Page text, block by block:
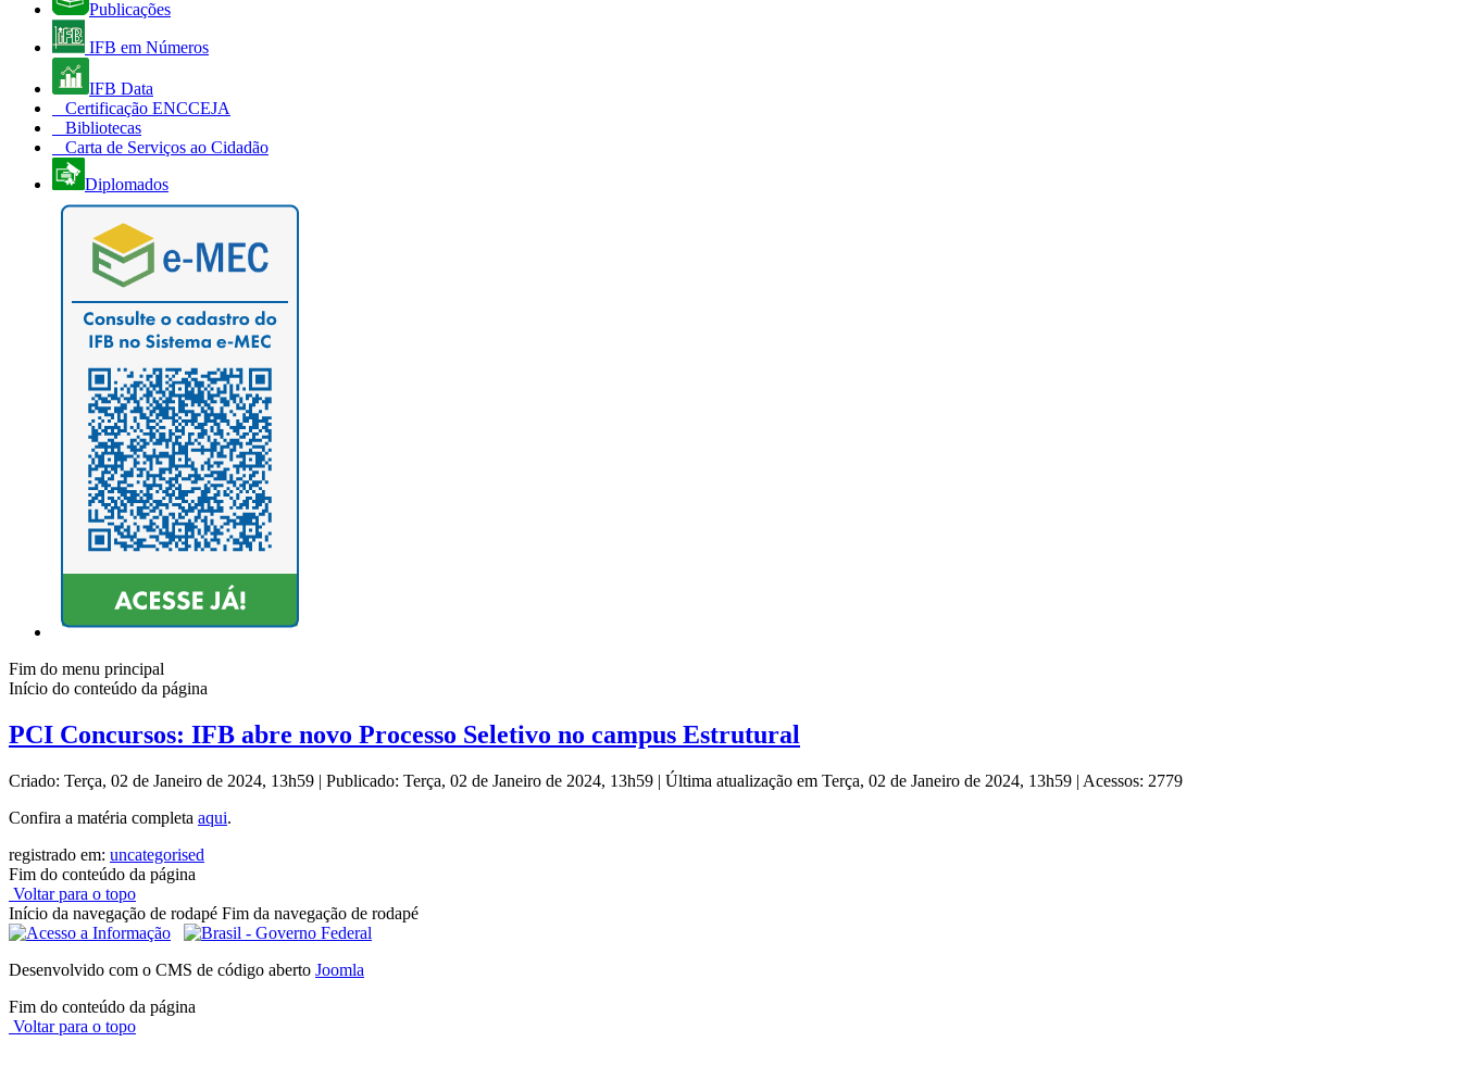
Publicações
IFB em Números
IFB Data
Certificação ENCCEJA
Bibliotecas
Carta de Serviços ao Cidadão
Diplomados
Fim do menu principal
Início do conteúdo da página
PCI Concursos: IFB abre novo Processo Seletivo no campus Estrutural
Criado: Terça, 02 de Janeiro de 2024, 13h59 | Publicado: Terça, 02 de Janeiro de 2024, 13h59 | Última atualização em Terça, 02 de Janeiro de 2024, 13h59 | Acessos: 2779
Confira a matéria completa aqui.
registrado em: uncategorised
Fim do conteúdo da página
Voltar para o topo
Início da navegação de rodapé Fim da navegação de rodapé
Desenvolvido com o CMS de código aberto Joomla
Fim do conteúdo da página
Voltar para o topo